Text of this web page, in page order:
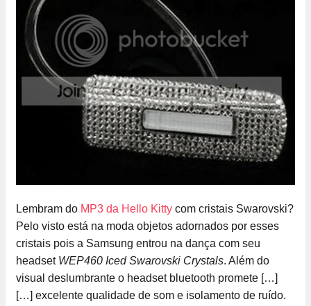
Lembram do MP3 da Hello Kitty com cristais Swarovski?
Pelo visto está na moda objetos adornados por esses
cristais pois a Samsung entrou na dança com seu
headset WEP460 Iced Swarovski Crystals. Além do
visual deslumbrante o headset bluetooth promete […]
[…] excelente qualidade de som e isolamento de ruído.